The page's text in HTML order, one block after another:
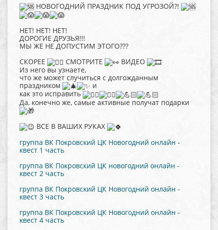
НОВОГОДНИЙ ПРАЗДНИК ПОД УГРОЗОЙ?!
НЕТ! НЕТ! НЕТ!
ДОРОГИЕ ДРУЗЬЯ!!!
МЫ ЖЕ НЕ ДОПУСТИМ ЭТОГО???
СКОРЕЕ
СМОТРИТЕ
ВИДЕО
Из него вы узнаете,
что же может случиться с долгожданным
праздником
и
как это исправить
Да, конечно же, самые активные получат подарки
ВСЕ В ВАШИХ РУКАХ
группа ВК Покровский ЦК Новогодний онлайн -
квест 1 часть
группа ВК Покровский ЦК новогодний онлайн -
квест 2 часть
группа ВК Покровский ЦК Новогодний онлайн -
квест 3 часть
группа ВК Покровский ЦК Новогодний онлайн -
квест 4 часть